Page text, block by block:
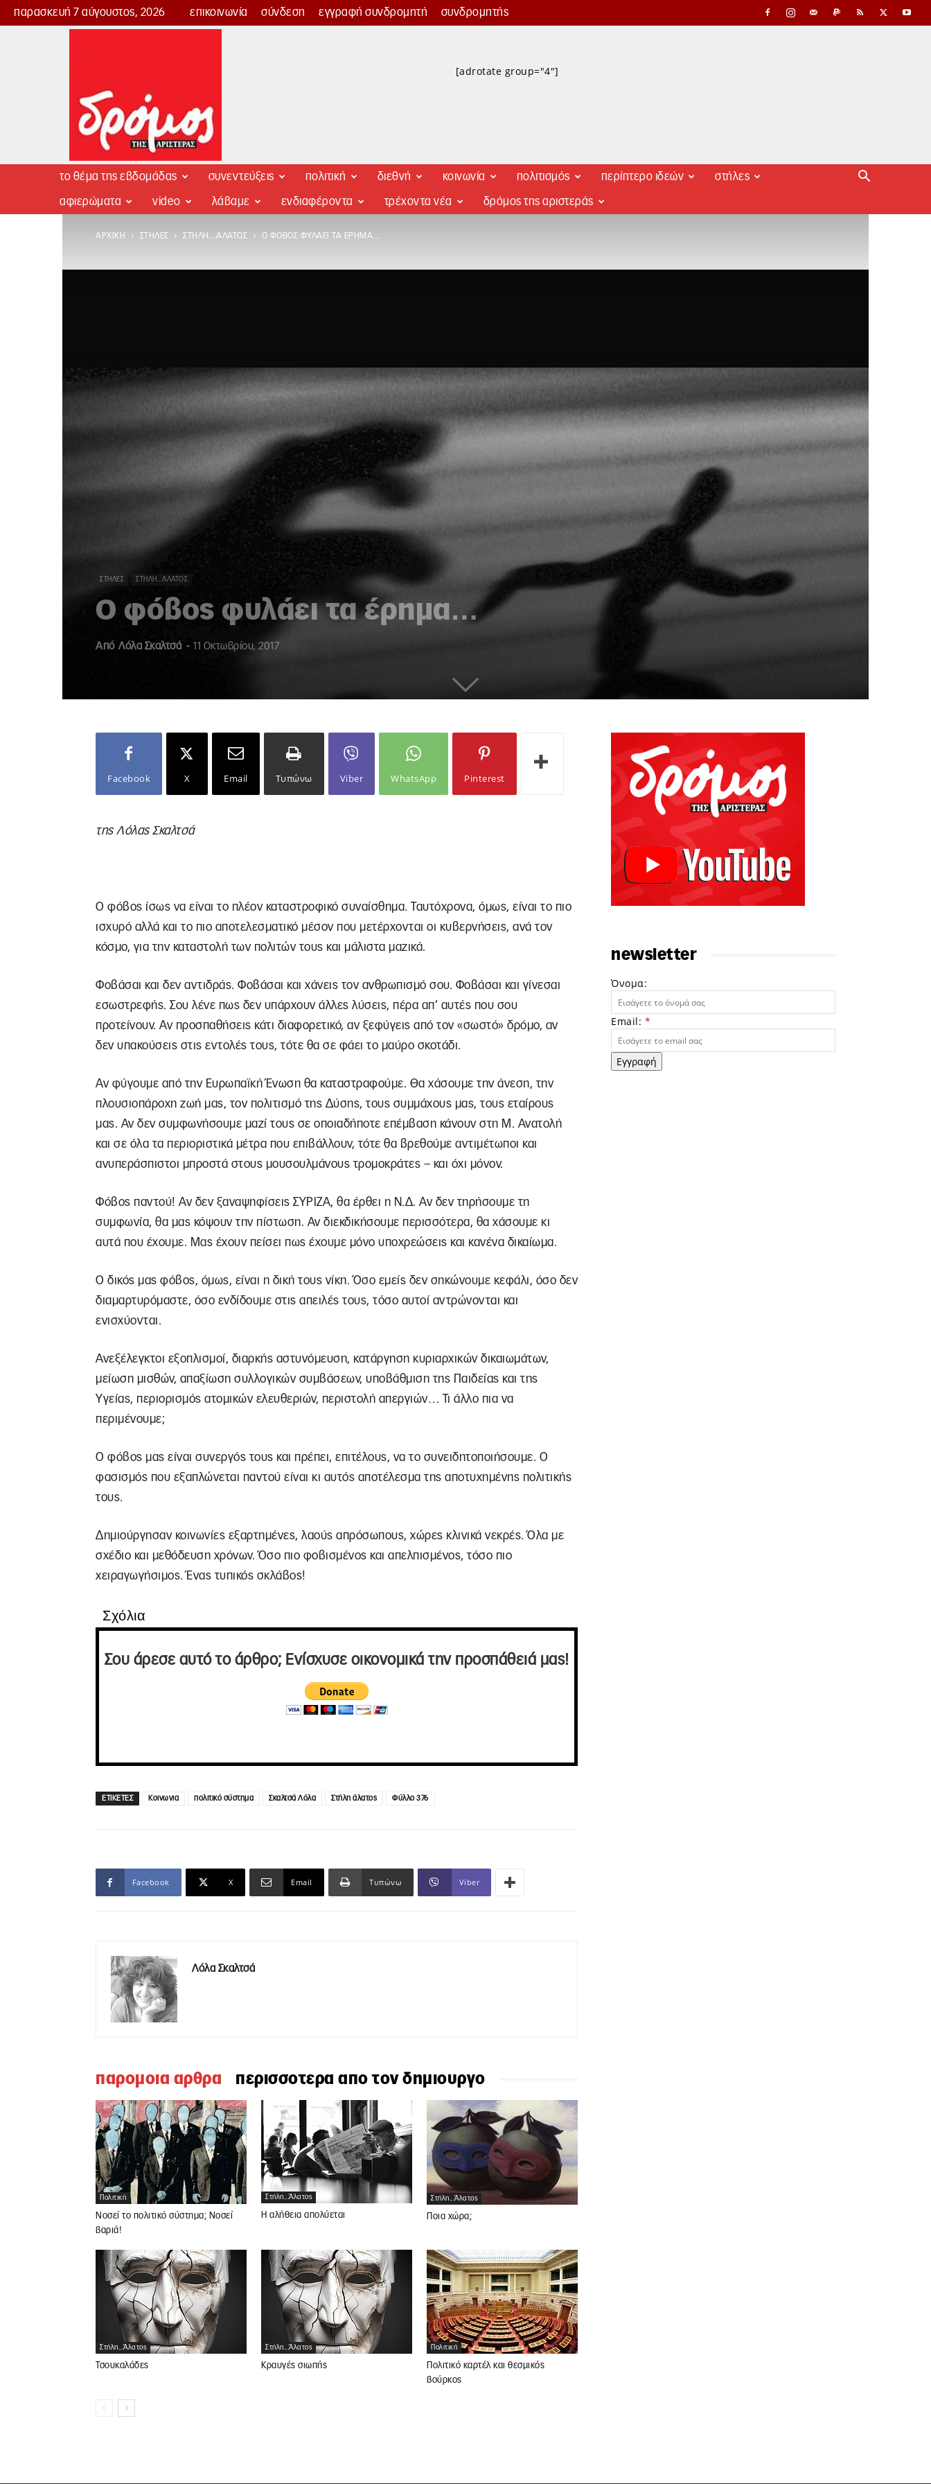
παρασκευή 7 αύγουστος, 2026 επικοινωνία σύνδεση εγγραφή συνδρομητή συνδρομητής
Δρόμος
[adrotate group="4"]
το θέμα της εβδομάδας συνεντεύξεις πολιτική διεθνή κοινωνία πολιτισμός περίπτερο ιδεών στήλες
αφιερώματα video λάβαμε ενδιαφέροντα τρέχοντα νέα δρόμος της αριστεράς
ΑΡΧΙΚΉ ΣΤΉΛΕΣ ΣΤΉΛΗ...ΆΛΑΤΟΣ O ΦΌΒΟΣ ΦΥΛΆΕΙ ΤΑ ΈΡΗΜΑ…
ΣΤΉΛΕΣ ΣΤΉΛΗ...ΆΛΑΤΟΣ
O φόβος φυλάει τα έρημα…
Από Λόλα Σκαλτσά - 11 Οκτωβρίου, 2017
Facebook X Email Τυπώνω Viber WhatsApp Pinterest
της Λόλας Σκαλτσά
O φόβος ίσως να είναι το πλέον καταστροφικό συναίσθημα. Ταυτόχρονα, όμως, είναι το πιο
ισχυρό αλλά και το πιο αποτελεσματικό μέσον που μετέρχονται οι κυβερνήσεις, ανά τον
κόσμο, για την καταστολή των πολιτών τους και μάλιστα μαζικά.
Φοβάσαι και δεν αντιδράς. Φοβάσαι και χάνεις τον ανθρωπισμό σου. Φοβάσαι και γίνεσαι
εσωστρεφής. Σου λένε πως δεν υπάρχουν άλλες λύσεις, πέρα απ’ αυτές που σου
προτείνουν. Αν προσπαθήσεις κάτι διαφορετικό, αν ξεφύγεις από τον «σωστό» δρόμο, αν
δεν υπακούσεις στις εντολές τους, τότε θα σε φάει το μαύρο σκοτάδι.
Αν φύγουμε από την Ευρωπαϊκή Ένωση θα καταστραφούμε. Θα χάσουμε την άνεση, την
πλουσιοπάροχη ζωή μας, τον πολιτισμό της Δύσης, τους συμμάχους μας, τους εταίρους
μας. Αν δεν συμφωνήσουμε μαζί τους σε οποιαδήποτε επέμβαση κάνουν στη Μ. Ανατολή
και σε όλα τα περιοριστικά μέτρα που επιβάλλουν, τότε θα βρεθούμε αντιμέτωποι και
ανυπεράσπιστοι μπροστά στους μουσουλμάνους τρομοκράτες – και όχι μόνον.
Φόβος παντού! Αν δεν ξαναψηφίσεις ΣΥΡΙΖΑ, θα έρθει η Ν.Δ. Αν δεν τηρήσουμε τη
συμφωνία, θα μας κόψουν την πίστωση. Αν διεκδικήσουμε περισσότερα, θα χάσουμε κι
αυτά που έχουμε. Μας έχουν πείσει πως έχουμε μόνο υποχρεώσεις και κανένα δικαίωμα.
Ο δικός μας φόβος, όμως, είναι η δική τους νίκη. Όσο εμείς δεν σηκώνουμε κεφάλι, όσο δεν
διαμαρτυρόμαστε, όσο ενδίδουμε στις απειλές τους, τόσο αυτοί αντρώνονται και
ενισχύονται.
Ανεξέλεγκτοι εξοπλισμοί, διαρκής αστυνόμευση, κατάργηση κυριαρχικών δικαιωμάτων,
μείωση μισθών, απαξίωση συλλογικών συμβάσεων, υποβάθμιση της Παιδείας και της
Υγείας, περιορισμός ατομικών ελευθεριών, περιστολή απεργιών… Τι άλλο πια να
περιμένουμε;
Ο φόβος μας είναι συνεργός τους και πρέπει, επιτέλους, να το συνειδητοποιήσουμε. Ο
φασισμός που εξαπλώνεται παντού είναι κι αυτός αποτέλεσμα της αποτυχημένης πολιτικής
τους.
Δημιούργησαν κοινωνίες εξαρτημένες, λαούς απρόσωπους, χώρες κλινικά νεκρές. Όλα με
σχέδιο και μεθόδευση χρόνων. Όσο πιο φοβισμένος και απελπισμένος, τόσο πιο
χειραγωγήσιμος. Ένας τυπικός σκλάβος!
Σχόλια
Σου άρεσε αυτό το άρθρο; Ενίσχυσε οικονομικά την προσπάθειά μας!
ΕΤΙΚΕΤΕΣ Κοινωνια πολιτικό σύστημα Σκαλτσά Λόλα Στήλη άλατος Φύλλο 376
Facebook X Email Τυπώνω Viber
Λόλα Σκαλτσά
παρομοια αρθρα περισσοτερα απο τον δημιουργο
Πολιτική
Νοσεί το πολιτικό σύστημα; Νοσεί
βαριά!
Στήλη...άλατος
Η αλήθεια απολύεται
Στήλη...άλατος
Ποια χώρα;
Στήλη...άλατος
Τσουκαλάδες
Στήλη...άλατος
Κραυγές σιωπής
Πολιτική
Πολιτικό καρτέλ και θεσμικός
βούρκος
newsletter
Όνομα:
Email: *
Εγγραφή